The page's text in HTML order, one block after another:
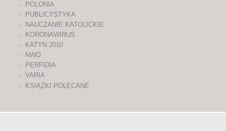
POLONIA
PUBLICYSTYKA
NAUCZANIE KATOLICKIE
KORONAWIRUS
KATYN 2010
NWO
PERFIDIA
VARIA
KSIĄŻKI POLECANE